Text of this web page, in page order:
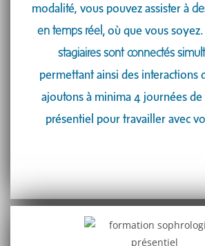
modalité, vous pouvez assister à
en temps réel, où que vous soyez.
stagiaires sont connectés
permettant ainsi des interactions
ajoutons à minima 4 journées
présentiel pour travailler avec